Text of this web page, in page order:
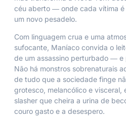
céu aberto ― onde cada vítima é
um novo pesadelo.
Com linguagem crua e uma
sufocante, Maníaco convida o
de um assassino perturbado ― e
Não há monstros sobrenaturais
de tudo que a sociedade finge
grotesco, melancólico e visceral,
slasher que cheira a urina de
couro gasto e a desespero.